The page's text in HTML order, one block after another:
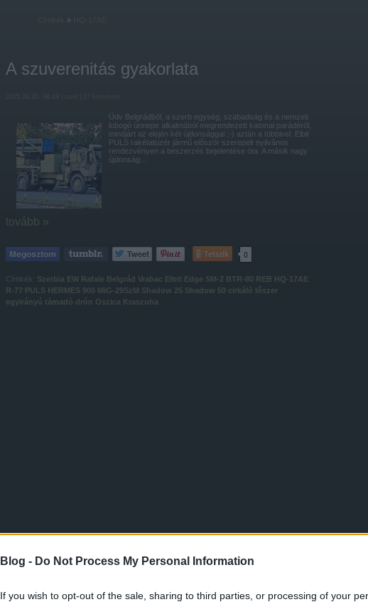
Blog - Do Not Process My Personal Information
If you wish to opt-out of the sale, sharing to third parties, or processing of your
»
A szuverenitás gyakorlata
Üdv Belgrádból, a szerb egység, szabadság és a nemzeti
lobogó ünnepe alkalmából megrendezett katonai parádéról,
mindjárt az elején két újdonsággal ;-) aztán a többivel. Elbit
PULS rakétatüzér jármű először szerepelt nyilvânos
rendezvényen a beszerzés bejelentése óta. A másik nagy
újdonság…
tovább »
Tetszik 0
Címkék: Szerbia EW Rafale Belgrád Vrabac Elbit Edge SM-2 BTR-80 REB HQ-17AE
R-77 PULS HERMES 900 MiG-29SzM Shadow 25 Shadow 50 cirkáló lőszer
egyirányú támadó drón Oszica Kraszuha